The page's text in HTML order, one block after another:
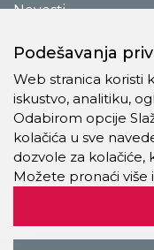
Novosti
O preduzeću
Kontakt
Pravila o privatnosti
Kolačići
Podešavanja
Web stranica koristi
iskustvo, analitiku,
Odabirom opcije
kolačića u sve
dozvole za kolačiće,
Možete pronaći više